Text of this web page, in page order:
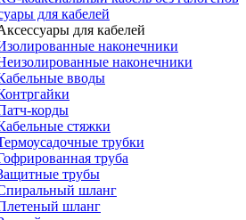
для кабелей
для кабелей
наконечники
наконечники
вводы
корды
стяжки
трубки
труба
трубы
шланг
шланг